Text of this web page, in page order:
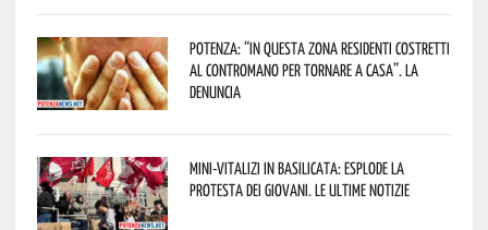
Potenza: “In questa zona residenti costretti
al contromano per tornare a casa”. La
denuncia
Mini-vitalizi in Basilicata: esplode la
protesta dei giovani. Le ultime notizie